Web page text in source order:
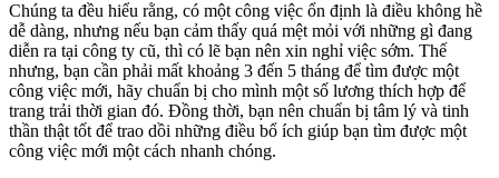
Chúng ta đều hiểu rằng, có một công việc ổn định là điều không hề
dễ dàng, nhưng nếu bạn cảm thấy quá mệt mỏi với những gì đang
diễn ra tại công ty cũ, thì có lẽ bạn nên xin nghỉ việc sớm. Thế
nhưng, bạn cần phải mất khoảng 3 đến 5 tháng để tìm được một
công việc mới, hãy chuẩn bị cho mình một số lương thích hợp để
trang trải thời gian đó. Đồng thời, bạn nên chuẩn bị tâm lý và tinh
thần thật tốt để trao dồi những điều bổ ích giúp bạn tìm được một
công việc mới một cách nhanh chóng.